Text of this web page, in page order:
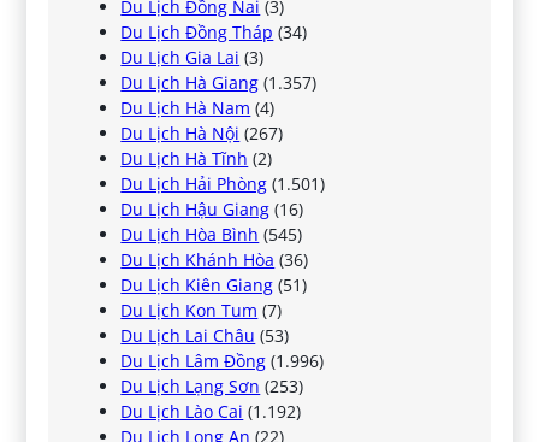
Du Lịch Đồng Nai (3)
Du Lịch Đồng Tháp (34)
Du Lịch Gia Lai (3)
Du Lịch Hà Giang (1.357)
Du Lịch Hà Nam (4)
Du Lịch Hà Nội (267)
Du Lịch Hà Tĩnh (2)
Du Lịch Hải Phòng (1.501)
Du Lịch Hậu Giang (16)
Du Lịch Hòa Bình (545)
Du Lịch Khánh Hòa (36)
Du Lịch Kiên Giang (51)
Du Lịch Kon Tum (7)
Du Lịch Lai Châu (53)
Du Lịch Lâm Đồng (1.996)
Du Lịch Lạng Sơn (253)
Du Lịch Lào Cai (1.192)
Du Lịch Long An (22)